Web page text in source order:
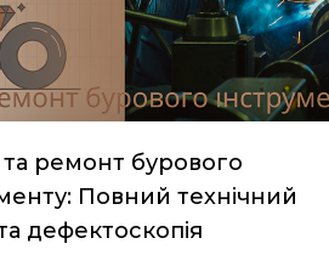
та ремонт бурового
Повний технічний
дефектоскопія